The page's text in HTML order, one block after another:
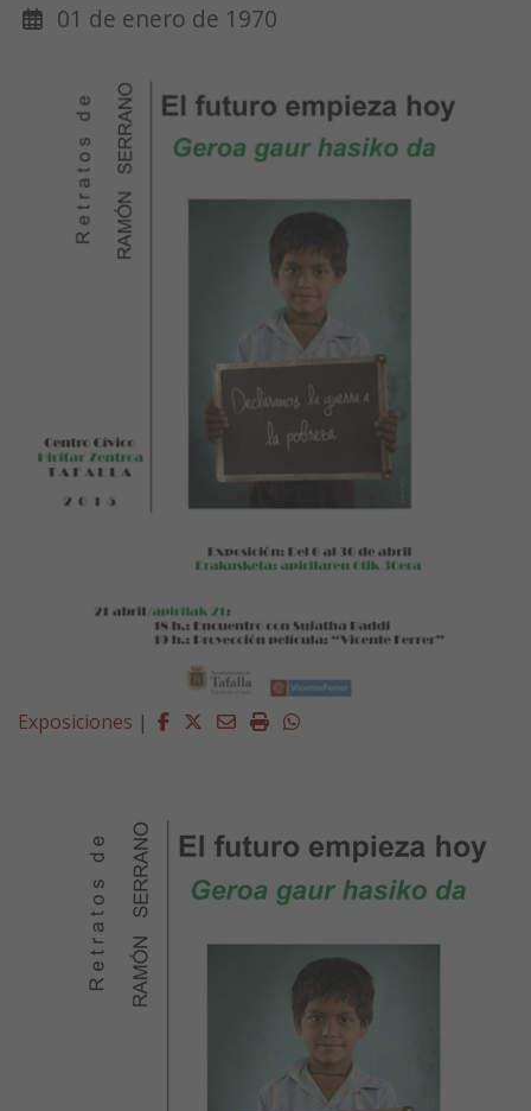
01 de enero de 1970
Exposiciones | Facebook
Twitter
EmailImprimirWhatsapp